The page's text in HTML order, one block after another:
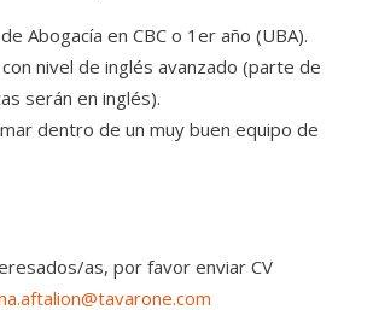
Abogacía en CBC o 1er año (UBA).
nivel de inglés avanzado (parte de
serán en inglés).
dentro de un muy buen equipo de
as, por favor enviar CV